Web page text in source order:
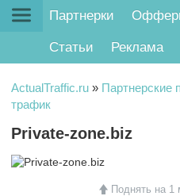
Партнерки
Статьи Реклама
ActualTraffic.ru » Партнерские
трафик
Private-zone.biz
Поднять на 1